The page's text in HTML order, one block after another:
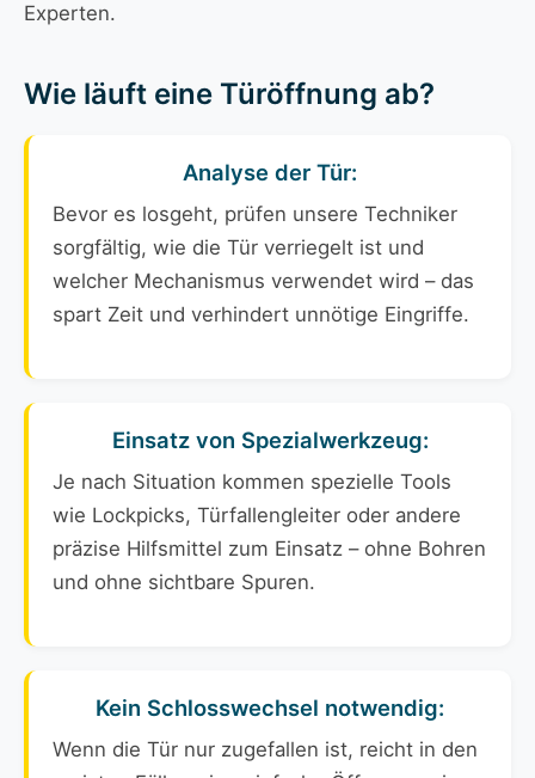
Experten.
Wie läuft eine Türöffnung ab?
Analyse der Tür:
Bevor es losgeht, prüfen unsere Techniker
sorgfältig, wie die Tür verriegelt ist und
welcher Mechanismus verwendet wird – das
spart Zeit und verhindert unnötige Eingriffe.
Einsatz von Spezialwerkzeug:
Je nach Situation kommen spezielle Tools
wie Lockpicks, Türfallengleiter oder andere
präzise Hilfsmittel zum Einsatz – ohne Bohren
und ohne sichtbare Spuren.
Kein Schlosswechsel notwendig:
Wenn die Tür nur zugefallen ist, reicht in den